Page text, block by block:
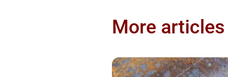
More articles